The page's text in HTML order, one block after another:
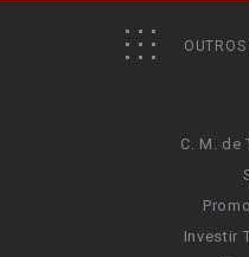
C. M. de
Investir